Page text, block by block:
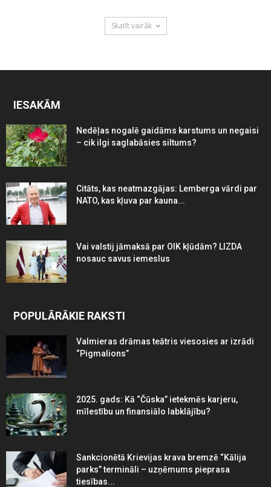
Skatīt vairāk
IESAKĀM
Nedēļas nogalē gaidāms karstums un negaisi
– cik ilgi saglabāsies siltums?
Citāts, kas neatmazgājas: Lemberga vārdi par
NATO, kas kļuva par kauna...
Vai valstij jāmaksā par OIK kļūdām? LIZDA
nosauc savus iemeslus
POPULĀRĀKIE RAKSTI
Valmieras drāmas teātris viesosies ar izrādi
“Pigmalions”
2025. gads: Kā “Čūska” ietekmēs karjeru,
mīlestību un finansiālo labklājību?
Sankcionētā Krievijas krava bremzē “Kālija
parks” termināli – uzņēmums pieprasa
tiesības...